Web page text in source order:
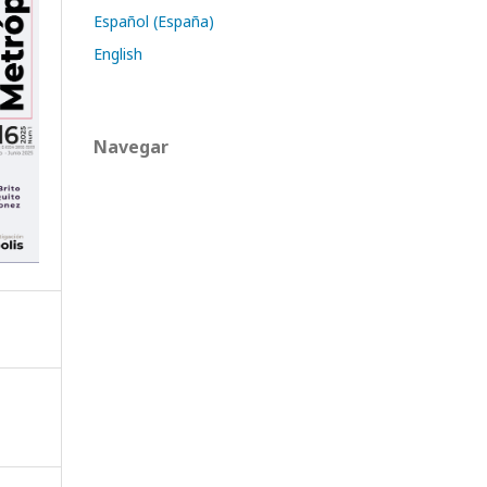
Español (España)
English
Navegar